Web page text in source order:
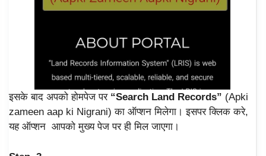
इसके बाद अपको होमपेज पर “Search Land Records” (Apki
zameen aap ki Nigrani) का ऑप्शन मिलेगा। इसपर क्लिक करे,
यह ऑप्शन आपको मुख्य पेज पर ही मिल जाएगा।